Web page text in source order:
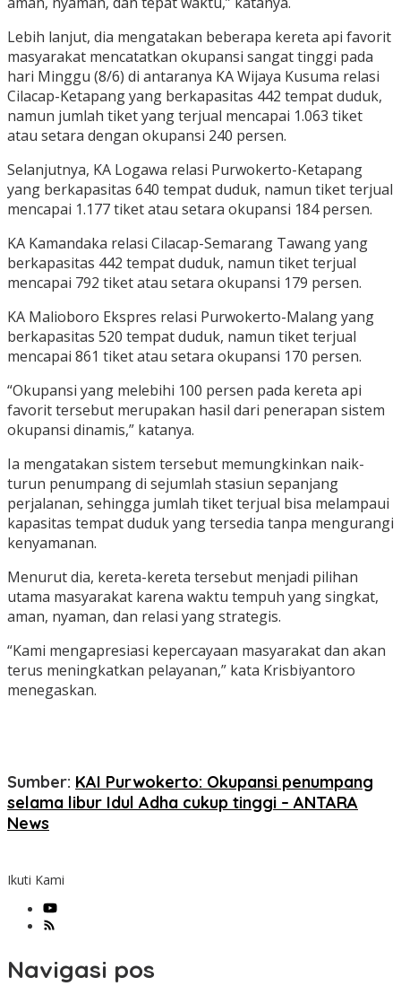
Lebih lanjut, dia mengatakan beberapa kereta api favorit
masyarakat mencatatkan okupansi sangat tinggi pada
hari Minggu (8/6) di antaranya KA Wijaya Kusuma relasi
Cilacap-Ketapang yang berkapasitas 442 tempat duduk,
namun jumlah tiket yang terjual mencapai 1.063 tiket
atau setara dengan okupansi 240 persen.
Selanjutnya, KA Logawa relasi Purwokerto-Ketapang
yang berkapasitas 640 tempat duduk, namun tiket terjual
mencapai 1.177 tiket atau setara okupansi 184 persen.
KA Kamandaka relasi Cilacap-Semarang Tawang yang
berkapasitas 442 tempat duduk, namun tiket terjual
mencapai 792 tiket atau setara okupansi 179 persen.
KA Malioboro Ekspres relasi Purwokerto-Malang yang
berkapasitas 520 tempat duduk, namun tiket terjual
mencapai 861 tiket atau setara okupansi 170 persen.
“Okupansi yang melebihi 100 persen pada kereta api
favorit tersebut merupakan hasil dari penerapan sistem
okupansi dinamis,” katanya.
Ia mengatakan sistem tersebut memungkinkan naik-
turun penumpang di sejumlah stasiun sepanjang
perjalanan, sehingga jumlah tiket terjual bisa melampaui
kapasitas tempat duduk yang tersedia tanpa mengurangi
kenyamanan.
Menurut dia, kereta-kereta tersebut menjadi pilihan
utama masyarakat karena waktu tempuh yang singkat,
aman, nyaman, dan relasi yang strategis.
“Kami mengapresiasi kepercayaan masyarakat dan akan
terus meningkatkan pelayanan,” kata Krisbiyantoro
menegaskan.
Sumber: KAI Purwokerto: Okupansi penumpang
selama libur Idul Adha cukup tinggi – ANTARA
News
Ikuti Kami
Navigasi pos